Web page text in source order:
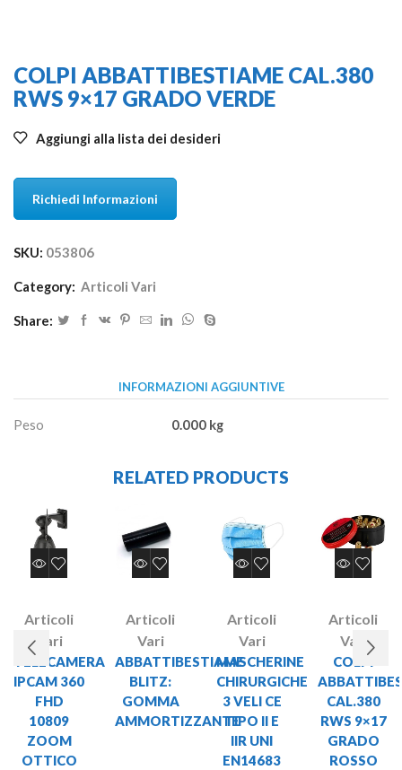
COLPI ABBATTIBESTIAME CAL.380
RWS 9×17 GRADO VERDE
Aggiungi alla lista dei desideri
Richiedi Informazioni
SKU: 053806
Category: Articoli Vari
Share:
INFORMAZIONI AGGIUNTIVE
Peso 0.000 kg
RELATED PRODUCTS
Articoli
Vari
TELECAMERA
IPCAM 360
FHD
10809
ZOOM
OTTICO
Articoli
Vari
ABBATTIBESTIAME
BLITZ:
GOMMA
AMMORTIZZANTE
Articoli
Vari
MASCHERINE
CHIRURGICHE
3 VELI CE
TIPO II E
IIR UNI
EN14683
Articoli
Vari
COLPI
CAL.380
RWS 9×17
GRADO
ROSSO